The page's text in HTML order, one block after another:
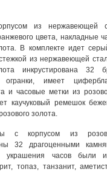
из нержавеющей
цвета, накладные
В комплекте идет
из нержавеющей
инкрустирована 32
огранки, имеет
и часовые метки из
каучуковый ремешок
золота.
с корпусом из
32 драгоценными
украшения часов были
топаз, танзанит,